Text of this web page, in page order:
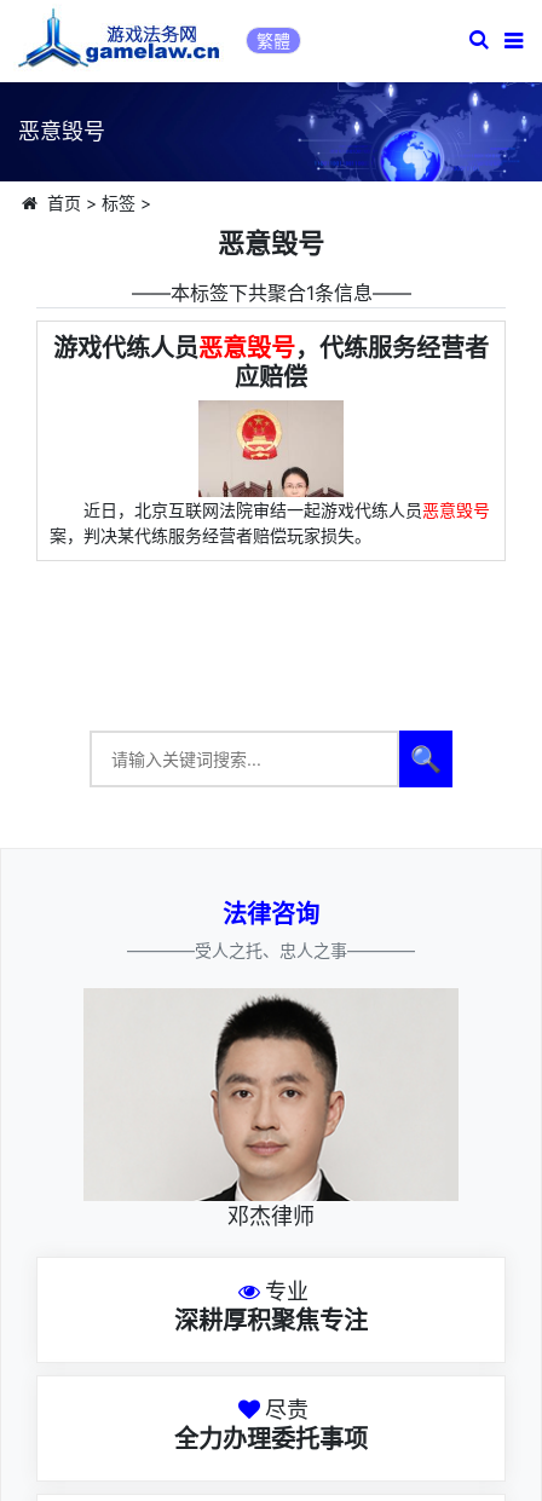
繁體
恶意毁号
首页 > 标签>
恶意毁号
――本标签下共聚合1条信息――
游戏代练人员恶意毁号，代练服务经营者
应赔偿
近日，北京互联网法院审结一起游戏代练人员恶意毁号
案，判决某代练服务经营者赔偿玩家损失。
🔍
法律咨询
————受人之托、忠人之事————
邓杰律师
专业
深耕厚积聚焦专注
尽责
全力办理委托事项